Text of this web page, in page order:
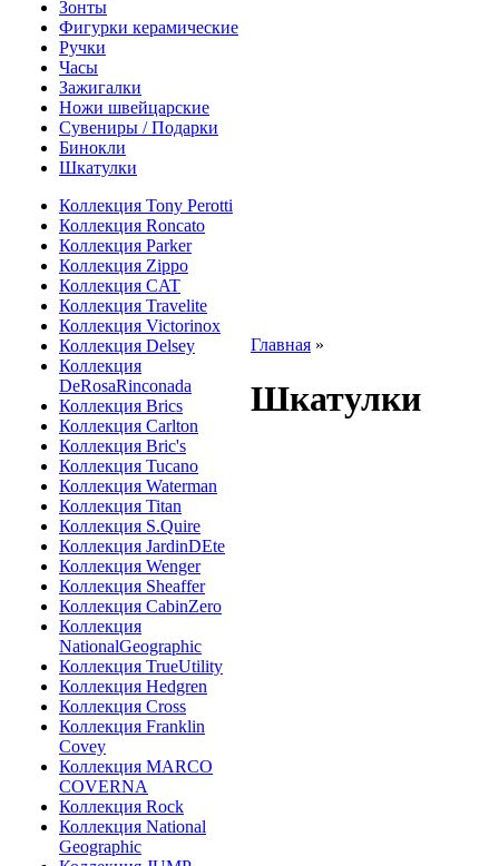
Зонты
Фигурки керамические
Ручки
Часы
Зажигалки
Ножи швейцарские
Сувениры / Подарки
Бинокли
Шкатулки
Коллекция Tony Perotti
Коллекция Roncato
Коллекция Parker
Коллекция Zippo
Коллекция CAT
Коллекция Travelite
Коллекция Victorinox
Коллекция Delsey
Коллекция
DeRosaRinconada
Коллекция Brics
Коллекция Carlton
Коллекция Bric's
Коллекция Tucano
Коллекция Waterman
Коллекция Titan
Коллекция S.Quire
Коллекция JardinDEte
Коллекция Wenger
Коллекция Sheaffer
Коллекция CabinZero
Коллекция
NationalGeographic
Коллекция TrueUtility
Коллекция Hedgren
Коллекция Cross
Коллекция Franklin
Covey
Коллекция MARCO
COVERNA
Коллекция Rock
Коллекция National
Geographic
Главная »
Шкатулки